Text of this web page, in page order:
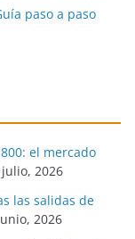
paso a paso
el mercado
2026
las salidas de
2026